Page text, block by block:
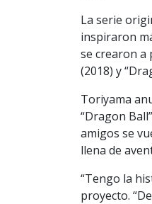
La serie
inspiraron
se crearon a
(2018) y
Toriyama
“Dragon
amigos se
llena de
“Tengo la
proyecto.